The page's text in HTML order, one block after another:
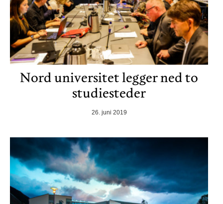
Nord universitet legger ned to
studiesteder
26. juni 2019